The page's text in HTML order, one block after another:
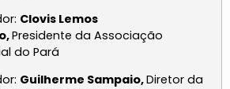
Clovis Lemos
Presidente da Associação
do Pará
Guilherme Sampaio,Diretor da